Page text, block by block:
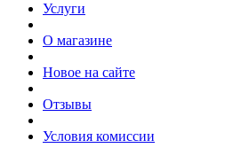
Услуги
О магазине
Новое на сайте
Отзывы
Условия комиссии